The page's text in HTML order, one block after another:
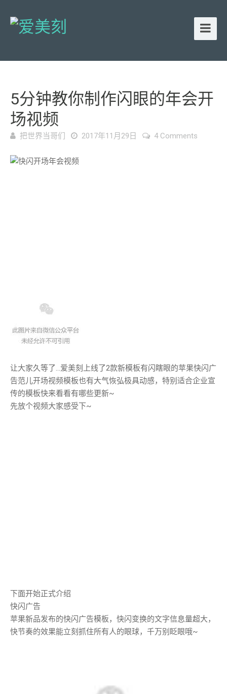
5分钟教你制作闪眼的年会开
场视频
把世界当哥们 2017年11月29日 4 Comments
让大家久等了…爱美刻上线了2款新模板有闪瞎眼的苹果快闪广
告范儿开场视频模板也有大气恢弘极具动感，特别适合企业宣
传的模板快来看看有哪些更新~
先放个视频大家感受下~
下面开始正式介绍
快闪广告
苹果新品发布的快闪广告模板，快闪变换的文字信息量超大，
快节奏的效果能立刻抓住所有人的眼球，千万别眨眼哦~